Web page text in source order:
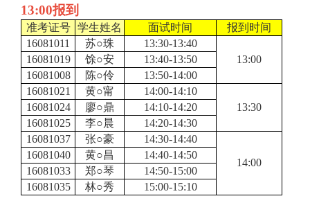
13:00报到
准考证号 学生姓名 面试时间
报到时间
16081011
苏○珠
13:30-13:40
13:00
16081019 馀○安
13:40-13:50
16081008
陈○伶
13:50-14:00
16081021
黄○甯
14:00-14:10
13:30
16081024 廖○鼎
14:10-14:20
16081025
李○晨
14:20-14:30
16081037
张○豪
14:30-14:40
14:00
16081040 黄○昌
14:40-14:50
16081033
郑○琴
14:50-15:00
16081035
林○秀 15:00-15:10